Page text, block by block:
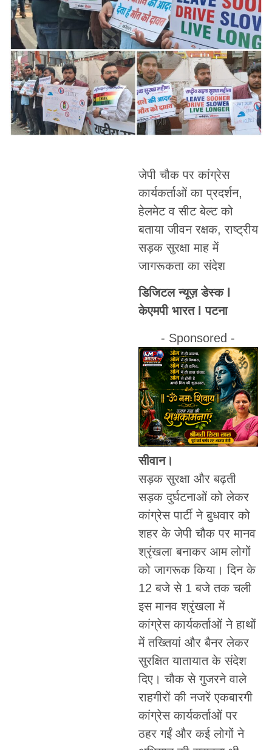
जेपी चौक पर कांग्रेस
कार्यकर्ताओं का प्रदर्शन,
हेलमेट व सीट बेल्ट को
बताया जीवन रक्षक, राष्ट्रीय
सड़क सुरक्षा माह में
जागरूकता का संदेश
डिजिटल न्यूज़ डेस्क l
केएमपी भारत l पटना
- Sponsored -
सीवान।
सड़क सुरक्षा और बढ़ती
सड़क दुर्घटनाओं को लेकर
कांग्रेस पार्टी ने बुधवार को
शहर के जेपी चौक पर मानव
श्रृंखला बनाकर आम लोगों
को जागरूक किया। दिन के
12 बजे से 1 बजे तक चली
इस मानव श्रृंखला में
कांग्रेस कार्यकर्ताओं ने हाथों
में तख्तियां और बैनर लेकर
सुरक्षित यातायात के संदेश
दिए। चौक से गुजरने वाले
राहगीरों की नजरें एकबारगी
कांग्रेस कार्यकर्ताओं पर
ठहर गईं और कई लोगों ने